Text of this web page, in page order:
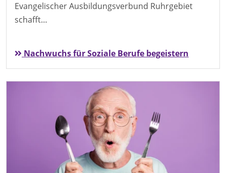
Evangelischer Ausbildungsverbund Ruhrgebiet
schafft…
Nachwuchs für Soziale Berufe begeistern